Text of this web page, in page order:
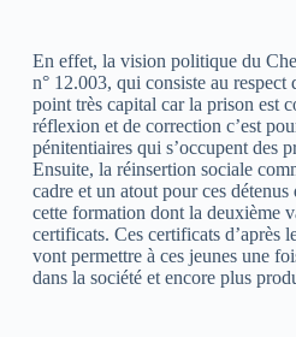
En effet, la vision politique du
n° 12.003, qui consiste au respect
point très capital car la prison est
réflexion et de correction c’est
pénitentiaires qui s’occupent des
Ensuite, la réinsertion sociale
cadre et un atout pour ces
cette formation dont la deuxième
certificats. Ces certificats d’après
vont permettre à ces jeunes une
dans la société et encore plus